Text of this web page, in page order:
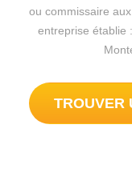
ou commissaire
entreprise établie
TROUVER